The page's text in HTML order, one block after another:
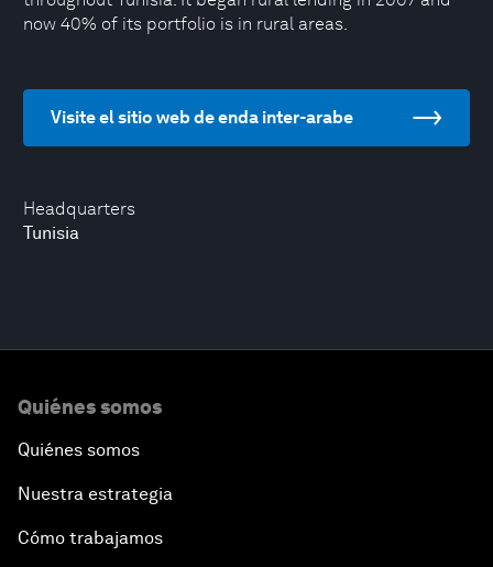
Headquarters
Tunisia
now 40% of its portfolio is in rural areas.
Visite el sitio web de enda inter-arabe
Quiénes somos
Quiénes somos
Nuestra estrategia
Cómo trabajamos